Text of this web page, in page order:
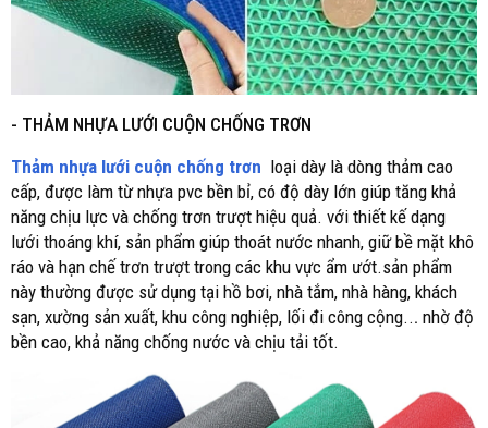
- THẢM NHỰA LƯỚI CUỘN CHỐNG TRƠN
Thảm nhựa lưới cuộn chống trơn loại dày là dòng thảm cao
cấp, được làm từ nhựa pvc bền bỉ, có độ dày lớn giúp tăng khả
năng chịu lực và chống trơn trượt hiệu quả. với thiết kế dạng
lưới thoáng khí, sản phẩm giúp thoát nước nhanh, giữ bề mặt khô
ráo và hạn chế trơn trượt trong các khu vực ẩm ướt.sản phẩm
này thường được sử dụng tại hồ bơi, nhà tắm, nhà hàng, khách
sạn, xường sản xuất, khu công nghiệp, lối đi công cộng... nhờ độ
bền cao, khả năng chống nước và chịu tải tốt.